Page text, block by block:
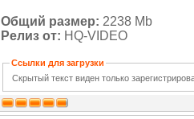
Общий размер: 2238 Mb
Релиз от: HQ-VIDEO
Ссылки для загрузки
Скрытый текст виден только